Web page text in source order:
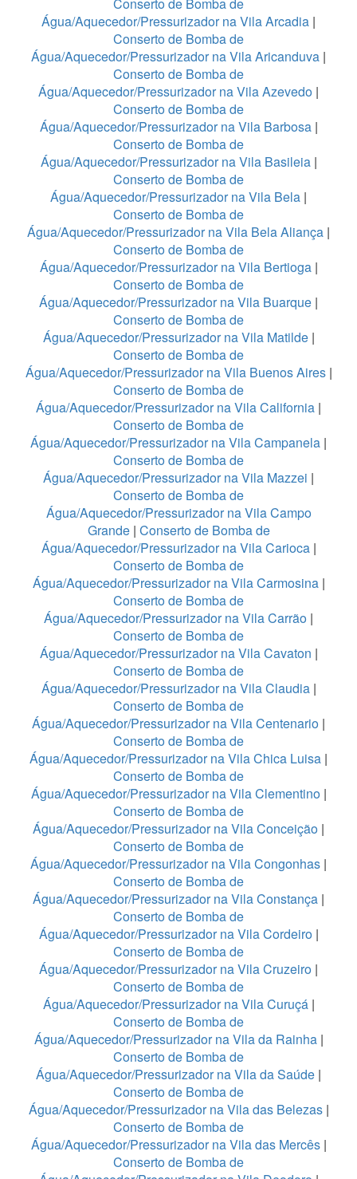
Conserto de Bomba de
Água/Aquecedor/Pressurizador na Vila Arcadia |
Conserto de Bomba de
Água/Aquecedor/Pressurizador na Vila Aricanduva |
Conserto de Bomba de
Água/Aquecedor/Pressurizador na Vila Azevedo |
Conserto de Bomba de
Água/Aquecedor/Pressurizador na Vila Barbosa|
Conserto de Bomba de
Água/Aquecedor/Pressurizador na Vila Basileia|
Conserto de Bomba de
Água/Aquecedor/Pressurizador na Vila Bela |
Conserto de Bomba de
Água/Aquecedor/Pressurizador na Vila Bela Aliança |
Conserto de Bomba de
Água/Aquecedor/Pressurizador na Vila Bertioga|
Conserto de Bomba de
Água/Aquecedor/Pressurizador na Vila Buarque |
Conserto de Bomba de
Água/Aquecedor/Pressurizador na Vila Matilde|
Conserto de Bomba de
Água/Aquecedor/Pressurizador na Vila Buenos Aires|
Conserto de Bomba de
Água/Aquecedor/Pressurizador na Vila California |
Conserto de Bomba de
Água/Aquecedor/Pressurizador na Vila Campanela |
Conserto de Bomba de
Água/Aquecedor/Pressurizador na Vila Mazzei |
Conserto de Bomba de
Água/Aquecedor/Pressurizador na Vila Campo
Grande| Conserto de Bomba de
Água/Aquecedor/Pressurizador na Vila Carioca|
Conserto de Bomba de
Água/Aquecedor/Pressurizador na Vila Carmosina|
Conserto de Bomba de
Água/Aquecedor/Pressurizador na Vila Carrão |
Conserto de Bomba de
Água/Aquecedor/Pressurizador na Vila Cavaton |
Conserto de Bomba de
Água/Aquecedor/Pressurizador na Vila Claudia|
Conserto de Bomba de
Água/Aquecedor/Pressurizador na Vila Centenario |
Conserto de Bomba de
Água/Aquecedor/Pressurizador na Vila Chica Luisa |
Conserto de Bomba de
Água/Aquecedor/Pressurizador na Vila Clementino|
Conserto de Bomba de
Água/Aquecedor/Pressurizador na Vila Conceição |
Conserto de Bomba de
Água/Aquecedor/Pressurizador na Vila Congonhas |
Conserto de Bomba de
Água/Aquecedor/Pressurizador na Vila Constança |
Conserto de Bomba de
Água/Aquecedor/Pressurizador na Vila Cordeiro|
Conserto de Bomba de
Água/Aquecedor/Pressurizador na Vila Cruzeiro |
Conserto de Bomba de
Água/Aquecedor/Pressurizador na Vila Curuçá |
Conserto de Bomba de
Água/Aquecedor/Pressurizador na Vila da Rainha |
Conserto de Bomba de
Água/Aquecedor/Pressurizador na Vila da Saúde |
Conserto de Bomba de
Água/Aquecedor/Pressurizador na Vila das Belezas|
Conserto de Bomba de
Água/Aquecedor/Pressurizador na Vila das Mercês|
Conserto de Bomba de